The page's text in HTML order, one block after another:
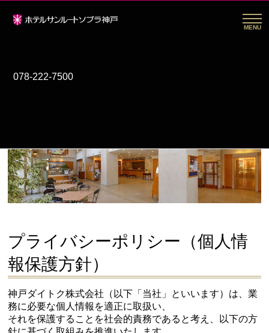
078-222-7500
MENU
プライバシーポリシー（個人情
報保護方針）
神戸ダイトク株式会社（以下「当社」といいます）は、業
務に必要な個人情報を適正に取扱い、
それを保護することを社会的責務であると考え、以下の方